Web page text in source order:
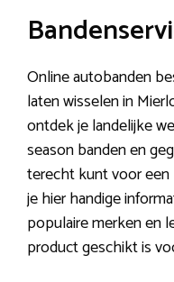
Online autobanden
laten wisselen in
ontdek je landelijke
season banden en
terecht kunt voor een
je hier handige
populaire merken en
product geschikt is